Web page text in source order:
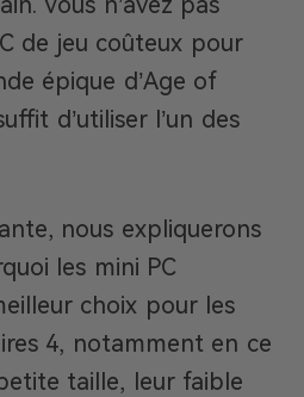
de jeu coûteux pour
épique d’Age of
d’utiliser l’un des
nous expliquerons
les mini PC
choix pour les
4, notamment en ce
taille, leur faible